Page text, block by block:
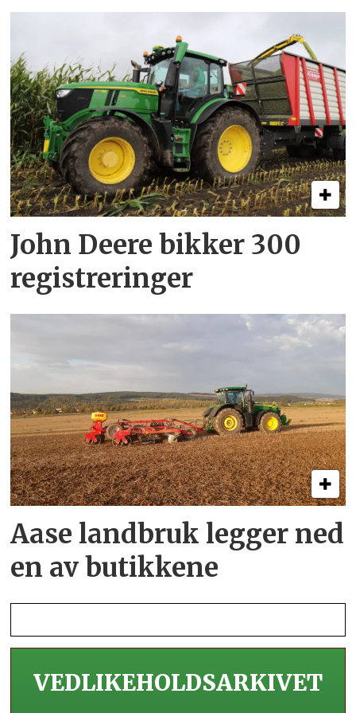
John Deere bikker 300
registreringer
Aase landbruk legger ned
en av butikkene
VEDLIKEHOLDS­ARKIVET